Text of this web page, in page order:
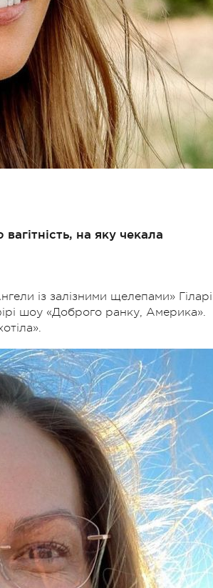
на яку чекала
із залізними щелепами» Гіларі
шоу «Доброго ранку, Америка».